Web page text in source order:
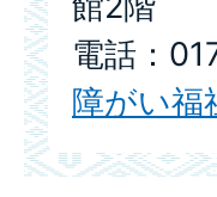
電話：
障がい福